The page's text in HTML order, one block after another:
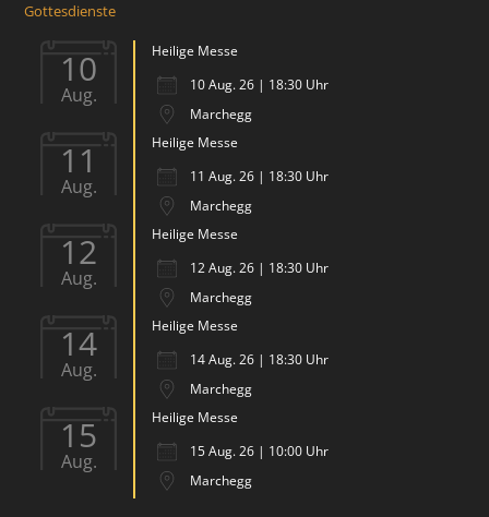
Gottesdienste
10
Aug.
Heilige Messe
10 Aug. 26 | 18:30 Uhr
Marchegg
11
Aug.
Heilige Messe
11 Aug. 26 | 18:30 Uhr
Marchegg
12
Aug.
Heilige Messe
12 Aug. 26 | 18:30 Uhr
Marchegg
14
Aug.
Heilige Messe
14 Aug. 26 | 18:30 Uhr
Marchegg
15
Aug.
Heilige Messe
15 Aug. 26 | 10:00 Uhr
Marchegg